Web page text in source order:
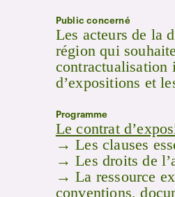
Public concerné
Les acteurs de la
région qui
contractualisation
d’expositions et
Programme
Le contrat
→ Les clauses
→ Les droits de
→ La ressource
conventions,